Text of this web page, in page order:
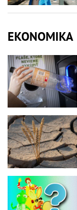
EKONOMIKA